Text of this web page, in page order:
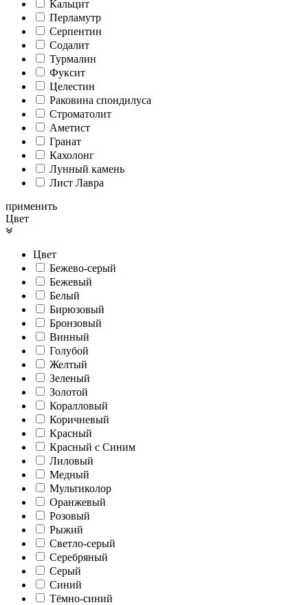
Кальцит
Перламутр
Серпентин
Содалит
Турмалин
Фуксит
Целестин
Раковина спондилуса
Cтроматолит
Аметист
Гранат
Кахолонг
Лунный камень
Лист Лавра
применить
Цвет
Цвет
Бежево-серый
Бежевый
Белый
Бирюзовый
Бронзовый
Винный
Голубой
Желтый
Зеленый
Золотой
Коралловый
Коричневый
Красный
Красный с Синим
Лиловый
Медный
Мультиколор
Оранжевый
Розовый
Рыжий
Светло-серый
Серебряный
Серый
Синий
Тёмно-синий